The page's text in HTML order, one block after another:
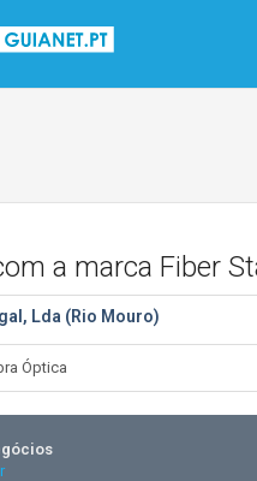
a marca Fiber
Lda (Rio Mouro)
Óptica